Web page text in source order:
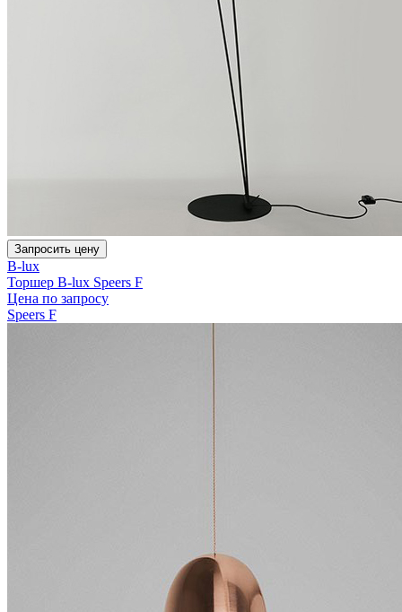
Запросить цену
B-lux
Торшер B-lux Speers F
Цена по запросу
Speers F